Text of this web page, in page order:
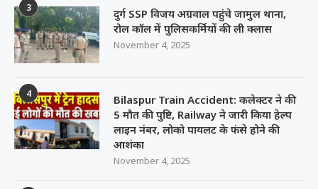
3
दुर्ग SSP विजय अग्रवाल पहुंचे जामुल थाना,
रोल कॉल में पुलिसकर्मियों की ली क्लास
November 4, 2025
4
Bilaspur Train Accident: कलेक्टर ने की
5 मौत की पुष्टि, Railway ने जारी किया हेल्प
लाइन नंबर, लोको पायलट के फंसे होने की
आशंका
November 4, 2025